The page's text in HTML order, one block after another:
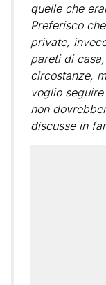
quelle che
Preferisco
private,
pareti di
circostanze,
voglio
non
discusse in